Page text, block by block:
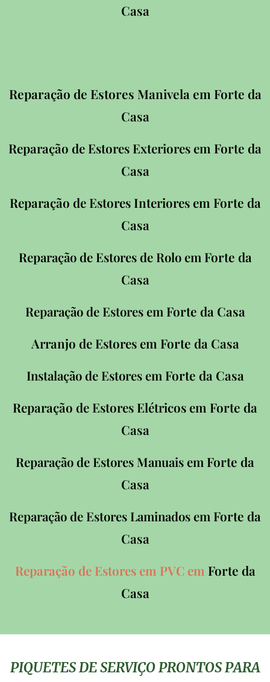
Casa
Reparação de Estores Manivela em Forte da
Casa
Reparação de Estores Exteriores em Forte da
Casa
Reparação de Estores Interiores em Forte da
Casa
Reparação de Estores de Rolo em Forte da
Casa
Reparação de Estores em Forte da Casa
Arranjo de Estores em Forte da Casa
Instalação de Estores em Forte da Casa
Reparação de Estores Elétricos em Forte da
Casa
Reparação de Estores Manuais em Forte da
Casa
Reparação de Estores Laminados em Forte da
Casa
Reparação de Estores em PVC em Forte da
Casa
PIQUETES DE SERVIÇO PRONTOS PARA